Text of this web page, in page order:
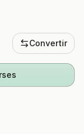
Convertir